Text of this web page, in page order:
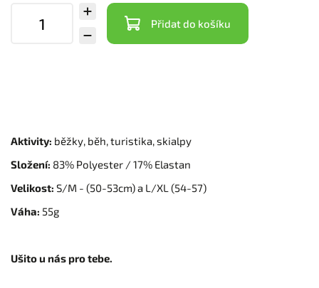
Přidat do košíku
Aktivity: běžky, běh, turistika, skialpy
Složení: 83% Polyester / 17% Elastan
Velikost: S/M - (50-53cm) a L/XL (54-57)
Váha: 55g
Ušito u nás pro tebe.